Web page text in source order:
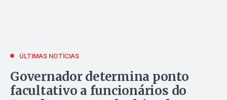
ÚLTIMAS NOTÍCIAS
Governador determina ponto
facultativo a funcionários do